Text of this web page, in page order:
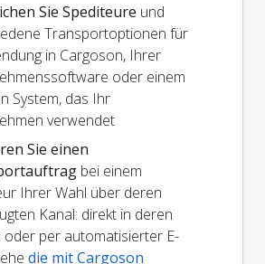
Sie Spediteure und
Transportoptionen für
in Cargoson, Ihrer
oder einem
System, das Ihr
verwendet
Sie einen
bei einem
Ihrer Wahl über deren
Kanal: direkt in deren
oder per automatisierter E-
die mit Cargoson